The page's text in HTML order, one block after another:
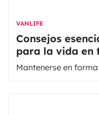
VANLIFE
Consejos
para la vida en
Mantenerse en